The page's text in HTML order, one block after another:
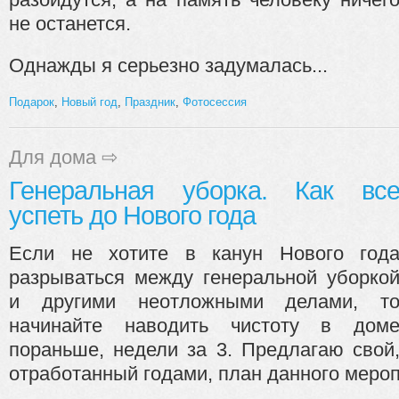
не останется.
Однажды я серьезно задумалась...
Подарок, Новый год, Праздник, Фотосессия
Для дома ⇨
Генеральная уборка. Как все
успеть до Нового года
Если не хотите в канун Нового года
разрываться между генеральной уборкой
и другими неотложными делами, то
начинайте наводить чистоту в доме
пораньше, недели за 3. Предлагаю свой,
отработанный годами, план данного